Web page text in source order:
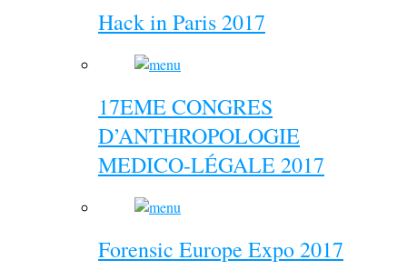
Hack in Paris 2017
17EME CONGRES
D’ANTHROPOLOGIE
MEDICO-LÉGALE 2017
Forensic Europe Expo 2017